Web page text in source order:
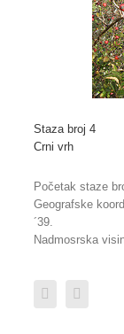
Staza broj 4
Crni vrh
Početak staze
Geografske
´39.
Nadmosrska